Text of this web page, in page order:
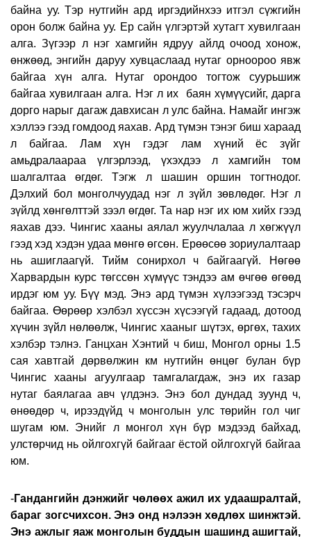
байна уу. Тэр нутгийн ард иргэдийнхээ итгэл сүжгийн
орон болж байна уу. Ер сайн үлгэртэй хутагт хувилгаан
алга. Зүгээр л нэг хамгийн ядруу айлд очоод хонож,
өнжөөд, энгийн даруу хувцаслаад нутаг орноороо явж
байгаа хүн алга. Нутаг орондоо тогтож суурьшиж
байгаа хувилгаан алга. Нэг л их
баян хүмүүсийг, дарга
дорго нарыг дагаж давхисан л улс байна. Намайг ингэж
хэллээ гээд гомдоод яахав. Ард түмэн тэнэг биш хараад
л байгаа. Лам хүн гэдэг лам хүний ёс зүйг
амьдралаараа үлгэрлээд, үхэхдээ л хамгийн том
шалгалтаа өгдөг. Тэгж л шашин оршин тогтнодог.
Дэлхий бол монголчуудад нэг л зүйл зөвлөдөг. Нэг л
зүйлд хөнгөлттэй зээл өгдөг. Та нар нэг их юм хийх гээд
яахав дээ. Чингис хааны аялал жуулчлалаа л хөгжүүл
гээд хэд хэдэн удаа мөнгө өгсөн. Ерөөсөө зориулалтаар
нь ашиглаагүй. Тийм сонирхол ч байгаагүй. Нөгөө
Харвардын курс төгссөн хүмүүс тэндээ ам өчгөө өгөөд
ирдэг юм уу. Бүү мэд. Энэ ард түмэн хүлээгээд тэсэрч
байгаа. Өөрөөр хэлбэл хүссэн хүсээгүй гадаад, дотоод
хүчин зүйл нөлөөлж, Чингис хааныг шүтэх, өргөх, тахих
хэлбэр тэлнэ. Ганцхан Хэнтий ч биш, Монгол орны 1.5
сая хавтгай дөрвөлжин км нутгийн өнцөг булан бүр
Чингис хааны агуулгаар тамгалагдаж, энэ их газар
нутаг баялагаа авч үлдэнэ. Энэ бол дундад зуунд ч,
өнөөдөр ч, ирээдүйд ч монголын улс төрийн гол чиг
шугам юм. Энийг л монгол хүн бүр мэдээд байхад,
улстөрчид нь ойлгохгүй байгааг ёстой ойлгохгүй байгаа
юм.
-Гандангийн дэнжийг чөлөөх ажил их удаашралтай,
бараг зогсчихсон. Энэ онд нэлээн хөдлөх шинжтэй.
Энэ ажлыг яаж монголын буддын шашинд ашигтай,